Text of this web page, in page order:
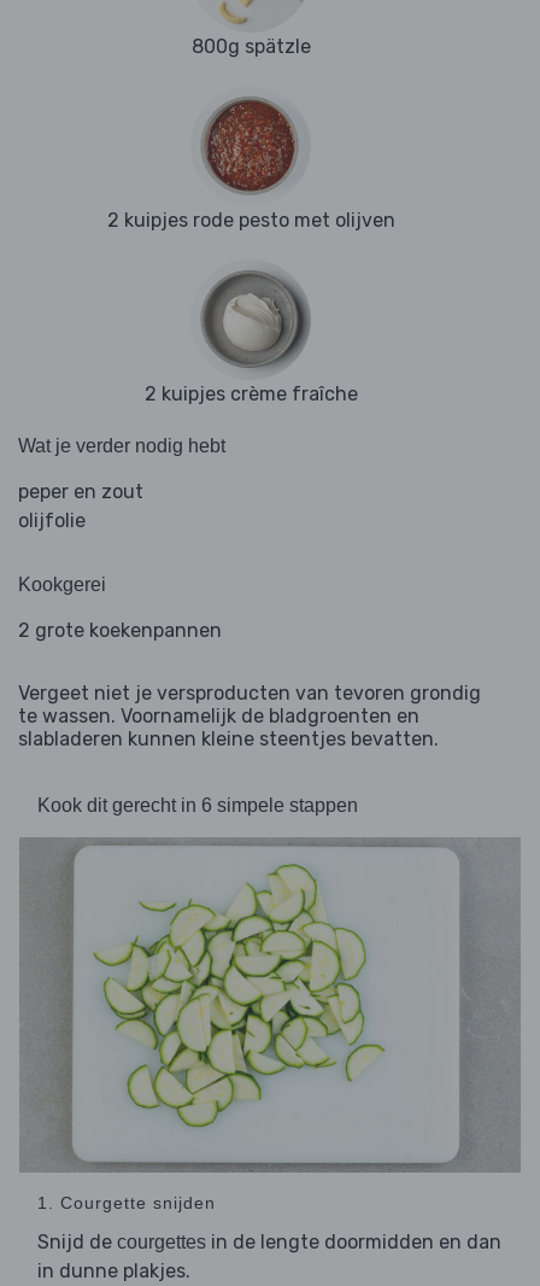
800g spätzle
2 kuipjes rode pesto met olijven
2 kuipjes crème fraîche
Wat je verder nodig hebt
peper en zout
olijfolie
Kookgerei
2 grote koekenpannen
Vergeet niet je versproducten van tevoren grondig
te wassen. Voornamelijk de bladgroenten en
slabladeren kunnen kleine steentjes bevatten.
Kook dit gerecht in 6 simpele stappen
1. Courgette snijden
Snijd de courgettes in de lengte doormidden en dan
in dunne plakjes.